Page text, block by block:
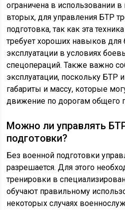
ограничена в использовании
вторых, для управления БТР
подготовка, так как эта
требует хороших навыков для
эксплуатации в условиях
спецопераций. Также важно
эксплуатации, поскольку
габариты и массу, которые
движение по дорогам общего
Можно ли управлять
подготовки?
Без военной подготовки
разрешается. Для этого
тренировки в
обучают правильному
некоторых случаях